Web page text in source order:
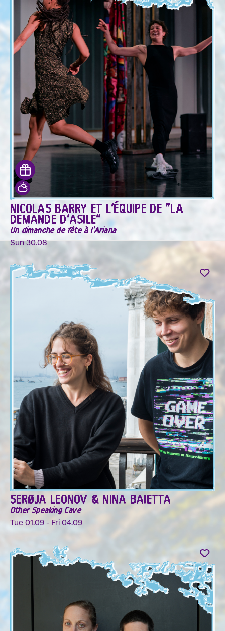
NICOLAS BARRY ET L'ÉQUIPE DE "LA
DEMANDE D'ASILE"
Un dimanche de fête à l'Ariana
Sun 30.08
SERØJA LEONOV & NINA BAIETTA
Other Speaking Cave
Tue 01.09 - Fri 04.09